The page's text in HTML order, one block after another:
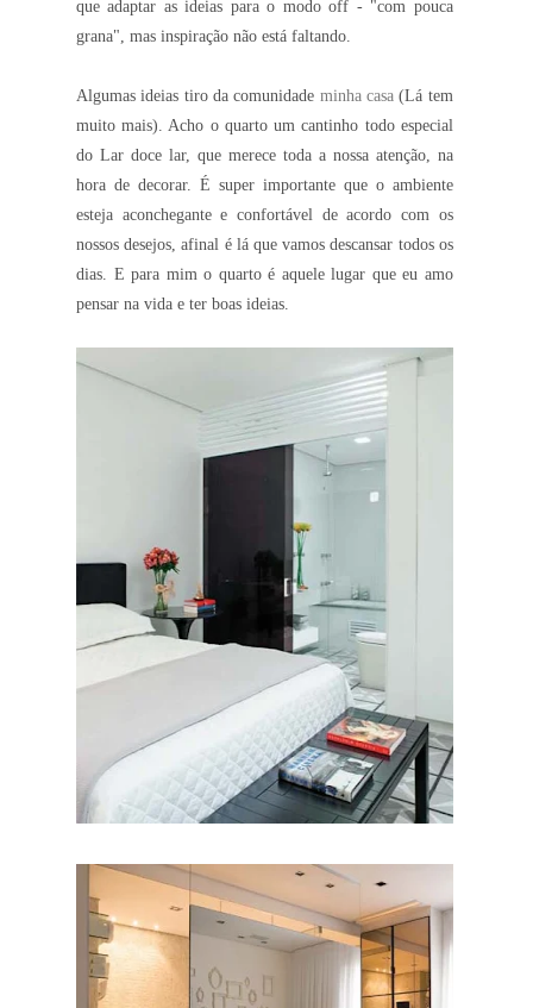
que adaptar as ideias para o modo off - "com pouca
grana", mas inspiração não está faltando.
Algumas ideias tiro da comunidade minha casa (Lá tem
muito mais). Acho o quarto um cantinho todo especial
do Lar doce lar, que merece toda a nossa atenção, na
hora de decorar. É super importante que o ambiente
esteja aconchegante e confortável de acordo com os
nossos desejos, afinal é lá que vamos descansar todos os
dias. E para mim o quarto é aquele lugar que eu amo
pensar na vida e ter boas ideias.